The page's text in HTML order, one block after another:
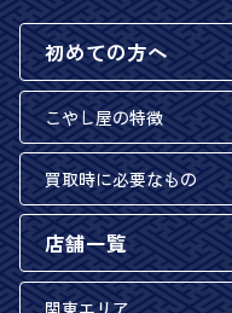
初めての方へ
こやし屋の特徴
買取時に必要なもの
店舗一覧